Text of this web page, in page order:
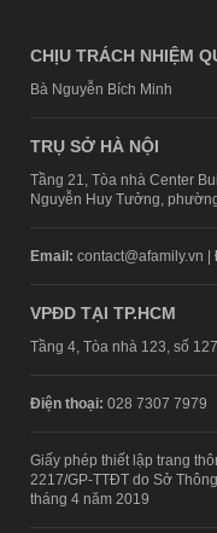
CHỊU TRÁCH NHIỆM
Bà Nguyễn Bích Minh
TRỤ SỞ HÀ NỘI
Tầng 21, Tòa nhà Center
Nguyễn Huy Tưởng,
Email: contact@afamily.vn |
VPĐD TẠI TP.HCM
Tầng 4, Tòa nhà 123, số
Điện thoại: 028 7307 7979
Giấy phép thiết lập trang
2217/GP-TTĐT do Sở
tháng 4 năm 2019